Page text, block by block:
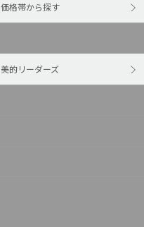
価格帯から探す
美的リーダーズ